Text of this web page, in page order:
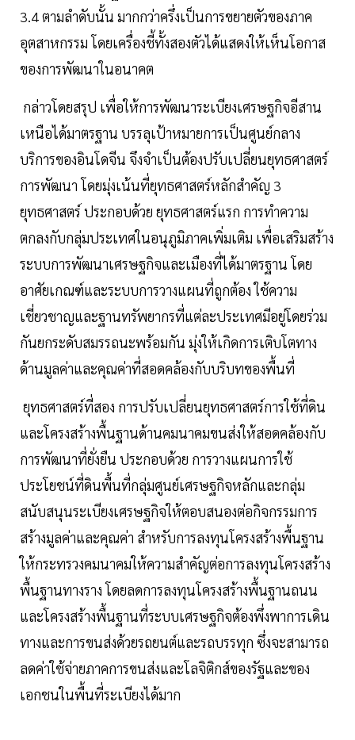
3.4 ตามลำดับนั้น มากกว่าครึ่งเป็นการขยายตัวของภาค
อุตสาหกรรม โดยเครื่องชี้ทั้งสองตัวได้แสดงให้เห็นโอกาส
ของการพัฒนาในอนาคต
กล่าวโดยสรุป เพื่อให้การพัฒนาระเบียงเศรษฐกิจอีสาน
เหนือได้มาตรฐาน บรรลุเป้าหมายการเป็นศูนย์กลาง
บริการของอินโดจีน จึงจำเป็นต้องปรับเปลี่ยนยุทธศาสตร์
การพัฒนา โดยมุ่งเน้นที่ยุทธศาสตร์หลักสำคัญ 3
ยุทธศาสตร์ ประกอบด้วย ยุทธศาสตร์แรก การทำความ
ตกลงกับกลุ่มประเทศในอนุภูมิภาคเพิ่มเติม เพื่อเสริมสร้าง
ระบบการพัฒนาเศรษฐกิจและเมืองที่ได้มาตรฐาน โดย
อาศัยเกณฑ์และระบบการวางแผนที่ถูกต้อง ใช้ความ
เชี่ยวชาญและฐานทรัพยากรที่แต่ละประเทศมีอยู่โดยร่วม
กันยกระดับสมรรถนะพร้อมกัน มุ่งให้เกิดการเติบโตทาง
ด้านมูลค่าและคุณค่าที่สอดคล้องกับบริบทของพื้นที่
ยุทธศาสตร์ที่สอง การปรับเปลี่ยนยุทธศาสตร์การใช้ที่ดิน
และโครงสร้างพื้นฐานด้านคมนาคมขนส่งให้สอดคล้องกับ
การพัฒนาที่ยั่งยืน ประกอบด้วย การวางแผนการใช้
ประโยชน์ที่ดินพื้นที่กลุ่มศูนย์เศรษฐกิจหลักและกลุ่ม
สนับสนุนระเบียงเศรษฐกิจให้ตอบสนองต่อกิจกรรมการ
สร้างมูลค่าและคุณค่า สำหรับการลงทุนโครงสร้างพื้นฐาน
ให้กระทรวงคมนาคมให้ความสำคัญต่อการลงทุนโครงสร้าง
พื้นฐานทางราง โดยลดการลงทุนโครงสร้างพื้นฐานถนน
และโครงสร้างพื้นฐานที่ระบบเศรษฐกิจต้องพึ่งพาการเดิน
ทางและการขนส่งด้วยรถยนต์และรถบรรทุก ซึ่งจะสามารถ
ลดค่าใช้จ่ายภาคการขนส่งและโลจิติกส์ของรัฐและของ
เอกชนในพื้นที่ระเบียงได้มาก